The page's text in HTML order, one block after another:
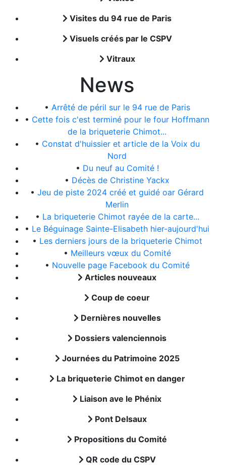
Visites du 94 rue de Paris
Visuels créés par le CSPV
Vitraux
News
• Arrêté de péril sur le 94 rue de Paris
• Cette fois c'est terminé pour le four Hoffmann
de la briqueterie Chimot...
• Constat d'huissier et article de la Voix du
Nord
• Du neuf au Comité !
• Décès de Christine Yackx
• Jeu de piste 2024 créé et guidé oar Gérard
Merlin
• La briqueterie Chimot rayée de la carte...
• Le Béguinage Sainte-Elisabeth hier-aujourd'hui
• Les derniers jours de la briqueterie Chimot
• Meilleurs vœux du Comité
• Nouvelle page Facebook du Comité
Articles nouveaux
Coup de coeur
Dernières nouvelles
Dossiers valenciennois
Journées du Patrimoine 2025
La briqueterie Chimot en danger
Liaison ave le Phénix
Pont Delsaux
Propositions du Comité
QR code du CSPV